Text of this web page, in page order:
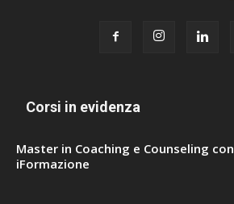
Corsi in evidenza
Master in Coaching e Counseling con
iFormazione